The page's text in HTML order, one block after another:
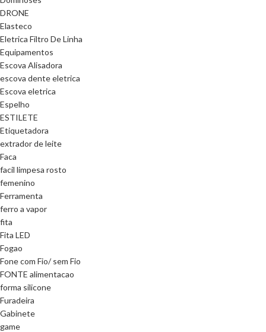
DRONE
Elasteco
Eletrica Filtro De Linha
Equipamentos
Escova Alisadora
escova dente eletrica
Escova eletrica
Espelho
ESTILETE
Etiquetadora
extrador de leite
Faca
facil limpesa rosto
femenino
Ferramenta
ferro a vapor
fita
Fita LED
Fogao
Fone com Fio/ sem Fio
FONTE alimentacao
forma silicone
Furadeira
Gabinete
game